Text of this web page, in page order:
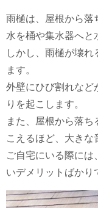
雨樋は、屋根から落
水を桶や集水器へと
しかし、雨樋が壊れ
ます。
外壁にひび割れなど
りを起こします。
また、屋根から落
こえるほど、大きな
ご自宅にいる際には
いデメリットばかり